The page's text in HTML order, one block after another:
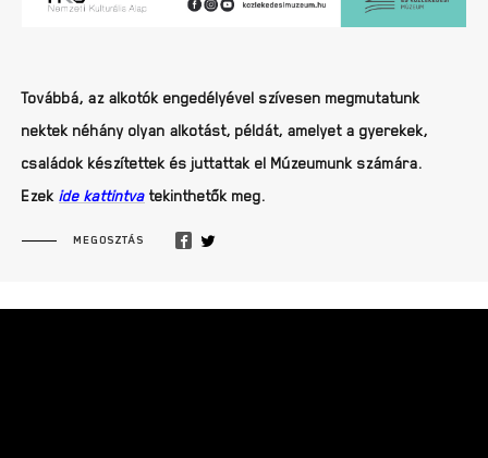
Továbbá, az alkotók engedélyével szívesen megmutatunk
nektek néhány olyan alkotást, példát, amelyet a gyerekek,
családok készítettek és juttattak el Múzeumunk számára.
Ezek ide kattintva tekinthetők meg.
MEGOSZTÁS